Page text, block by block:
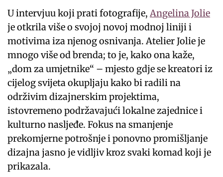
U intervjuu koji prati fotografije,Angelina Jolie
je otkrila više o svojoj novoj modnoj liniji i
motivima iza njenog osnivanja. Atelier Jolie je
mnogo više od brenda; to je, kako ona kaže,
„dom za umjetnike“ – mjesto gdje se kreatori iz
cijelog svijeta okupljaju kako bi radili na
održivim dizajnerskim projektima,
istovremeno podržavajući lokalne zajednice i
kulturno nasljeđe. Fokus na smanjenje
prekomjerne potrošnje i ponovno promišljanje
dizajna jasno je vidljiv kroz svaki komad koji je
prikazala.